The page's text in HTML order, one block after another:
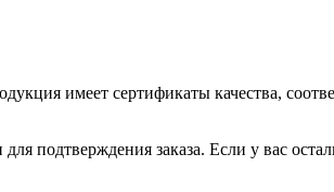
имеет сертификаты качества,
подтверждения заказа. Если у вас